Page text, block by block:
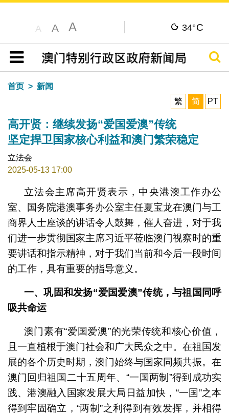
A A A 34°C
目录
搜寻
首页
新闻
繁
简 PT
高开贤：继续发扬“爱国爱澳”传统
坚定捍卫国家核心利益和澳门繁荣稳定
立法会
2025-05-13 17:00
立法会主席高开贤表示，中央港澳工作办公
室、国务院港澳事务办公室主任夏宝龙在澳门与工
商界人士座谈的讲话令人鼓舞，催人奋进，对于我
们进一步贯彻国家主席习近平莅临澳门视察时的重
要讲话和指示精神，对于我们当前和今后一段时间
的工作，具有重要的指导意义。
一、巩固和发扬“爱国爱澳”传统，与祖国同呼
吸共命运
澳门素有“爱国爱澳”的光荣传统和核心价值，
且一直植根于澳门社会和广大民众之中。在祖国发
展的各个历史时期，澳门始终与国家同频共振。在
澳门回归祖国二十五周年、“一国两制”得到成功实
践、港澳融入国家发展大局日益加快，“一国”之本
得到牢固确立，“两制”之利得到有效发挥，并相得